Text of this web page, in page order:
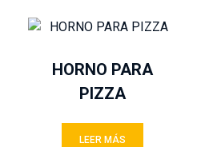
HORNO PARA
PIZZA
LEER MÁS